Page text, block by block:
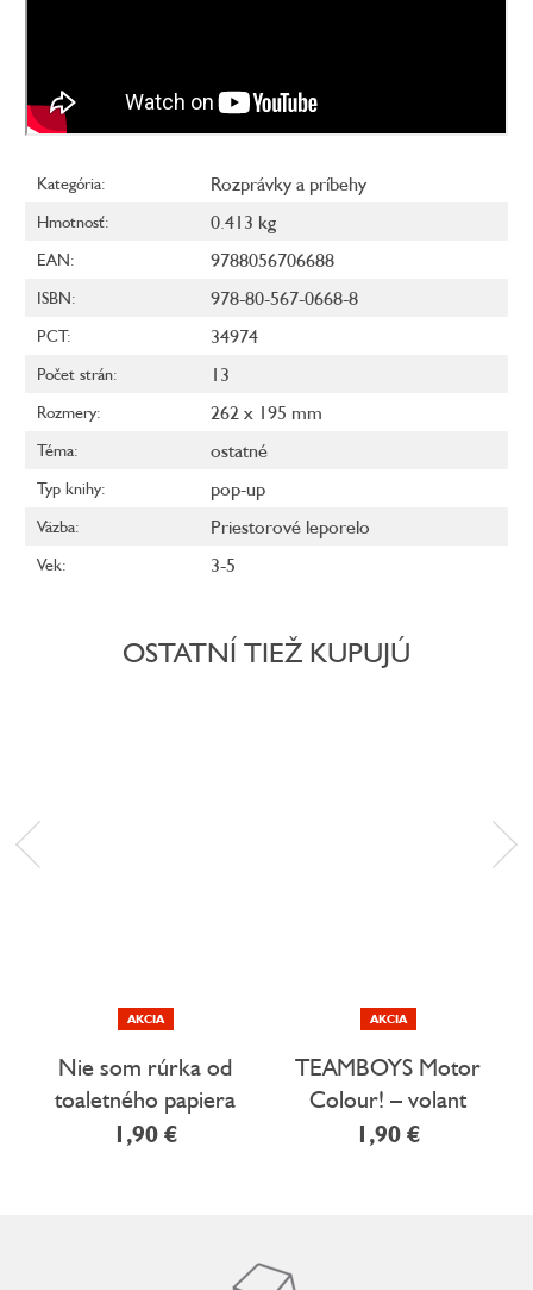
Kategória: Rozprávky a príbehy
Hmotnosť: 0.413 kg
EAN: 9788056706688
ISBN: 978-80-567-0668-8
PCT: 34974
Počet strán: 13
Rozmery: 262 x 195 mm
Téma: ostatné
Typ knihy: pop-up
Väzba: Priestorové leporelo
Vek: 3-5
OSTATNÍ TIEŽ KUPUJÚ
AKCIA
Nie som rúrka od
toaletného papiera
1,90 €
AKCIA
TEAMBOYS Motor
Colour! – volant
1,90 €